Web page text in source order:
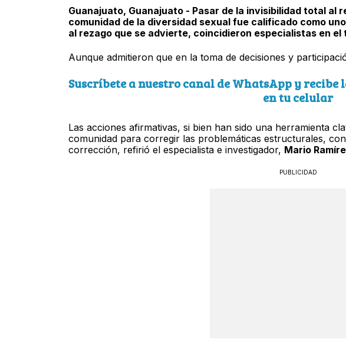
Guanajuato, Guanajuato - Pasar de la invisibilidad total al
comunidad de la diversidad sexual fue calificado como
al rezago que se advierte, coincidieron especialistas en el
Aunque admitieron que en la toma de decisiones y
Suscríbete a nuestro canal de WhatsApp y
en tu celular
Las acciones afirmativas, si bien han sido una herramienta
comunidad para corregir las problemáticas estructurales,
corrección, refirió el especialista e investigador, Mario
PUBLICIDAD